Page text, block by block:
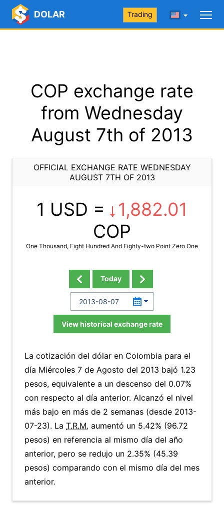
DOLAR Trading
COP exchange rate
from Wednesday
August 7th of 2013
OFFICIAL EXCHANGE RATE WEDNESDAY
AUGUST 7TH OF 2013
1 USD =
1,882.01
COP
One Thousand, Eight Hundred And Eighty-two Point Zero One
Today
View historical exchange rate
La cotización del dólar en Colombia para el
día Miércoles 7 de Agosto del 2013 bajó 1.23
pesos, equivalente a un descenso del 0.07%
con respecto al día anterior. Alcanzó el nivel
más bajo en más de 2 semanas (desde 2013-
07-23). La T.R.M. aumentó un 5.42% (96.72
pesos) en referencia al mismo día del año
anterior, pero se redujo un 2.35% (45.39
pesos) comparando con el mismo día del mes
anterior.